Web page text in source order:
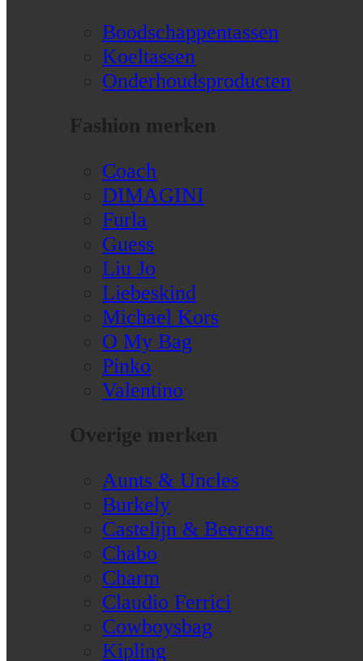
Boodschappentassen
Koeltassen
Onderhoudsproducten
Fashion merken
Coach
DIMAGINI
Furla
Guess
Liu Jo
Liebeskind
Michael Kors
O My Bag
Pinko
Valentino
Overige merken
Aunts & Uncles
Burkely
Castelijn & Beerens
Chabo
Charm
Claudio Ferrici
Cowboysbag
Kipling